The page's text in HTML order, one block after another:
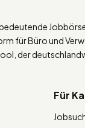
für Büro und
der
Für